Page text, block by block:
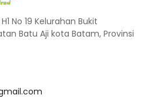
No 19 Kelurahan Bukit
Batu Aji kota Batam, Provinsi